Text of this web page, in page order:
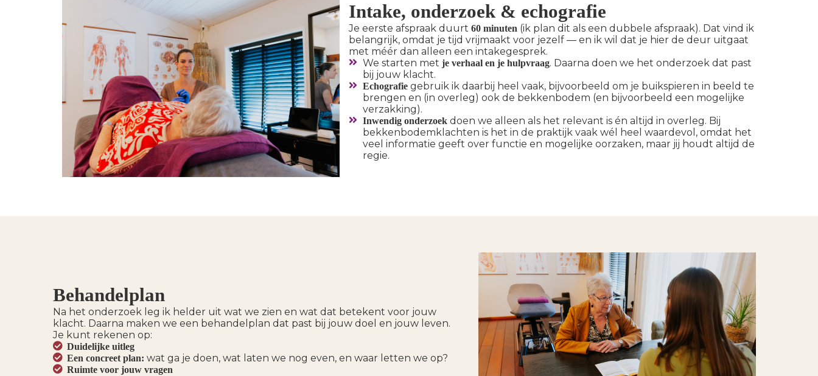
Intake, onderzoek & echografie
Je eerste afspraak duurt 60 minuten (ik plan dit als een dubbele afspraak). Dat vind ik
belangrijk, omdat je tijd vrijmaakt voor jezelf — en ik wil dat je hier de deur uitgaat
met méér dan alleen een intakegesprek.
We starten metje verhaal en je hulpvraag. Daarna doen we het onderzoek dat past
bij jouw klacht.
Echografie gebruik ik daarbij heel vaak, bijvoorbeeld om je buikspieren in beeld te
brengen en (in overleg) ook de bekkenbodem (en bijvoorbeeld een mogelijke
verzakking).
Inwendig onderzoekdoen we alleen als het relevant is én altijd in overleg. Bij
bekkenbodemklachten is het in de praktijk vaak wél heel waardevol, omdat het
veel informatie geeft over functie en mogelijke oorzaken, maar jij houdt altijd de
regie.
Behandelplan
Na het onderzoek leg ik helder uit wat we zien en wat dat betekent voor jouw
klacht. Daarna maken we een behandelplan dat past bij jouw doel en jouw leven.
Je kunt rekenen op:
Duidelijke uitleg
Een concreet plan:wat ga je doen, wat laten we nog even, en waar letten we op?
Ruimte voor jouw vragen